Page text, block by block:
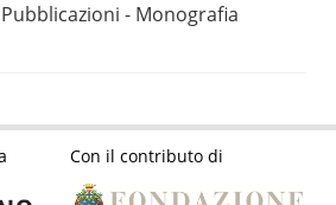
Pubblicazioni - Monografia
Con il contributo di